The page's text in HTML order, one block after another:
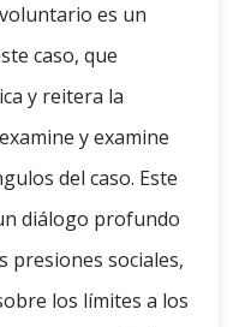
es un
caso, que
y reitera la
y examine
del caso. Este
diálogo profundo
presiones sociales,
los límites a los